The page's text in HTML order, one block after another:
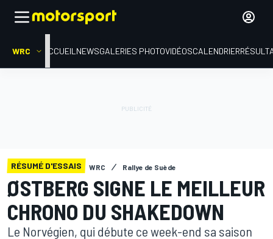
WRC ACCUEIL NEWSGALERIES PHOTOVIDÉOSCALENDRIER
RÉSUMÉ D'ESSAIS WRC Rallye de Suède
ØSTBERG SIGNE LE MEILLEUR
CHRONO DU SHAKEDOWN
Le Norvégien, qui débute ce week-end sa saison